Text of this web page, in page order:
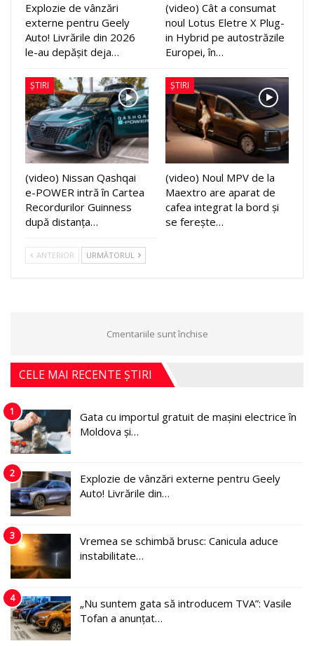
Explozie de vânzări
externe pentru Geely
Auto! Livrările din 2026
le-au depășit deja…
(video) Cât a consumat
noul Lotus Eletre X Plug-
in Hybrid pe autostrăzile
Europei, în…
ȘTIRI
(video) Nissan Qashqai
e-POWER intră în Cartea
Recordurilor Guinness
după distanța…
ȘTIRI
(video) Noul MPV de la
Maextro are aparat de
cafea integrat la bord și
se ferește…
ANTERIOR URMĂTORUL
Cmentariile sunt închise
CELE MAI RECENTE ȘTIRI
1
Gata cu importul gratuit de mașini electrice în
Moldova și…
2
Explozie de vânzări externe pentru Geely
Auto! Livrările din…
3
Vremea se schimbă brusc: Canicula aduce
instabilitate…
4
„Nu suntem gata să introducem TVA”: Vasile
Tofan a anunțat…